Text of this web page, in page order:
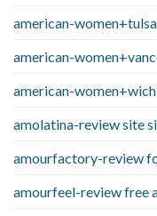
american-
american-
american-
amolatina-review site
amourfactory-review
amourfeel-review free